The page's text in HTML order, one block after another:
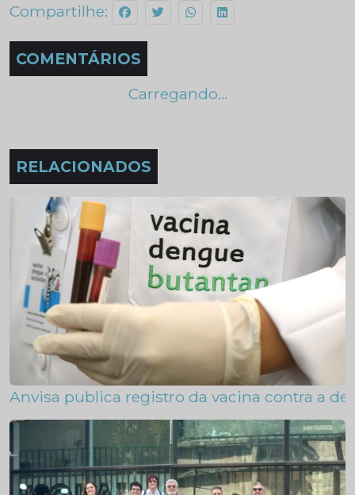
Compartilhe:
COMENTÁRIOS
Carregando...
RELACIONADOS
Anvisa publica registro da vacina contra a